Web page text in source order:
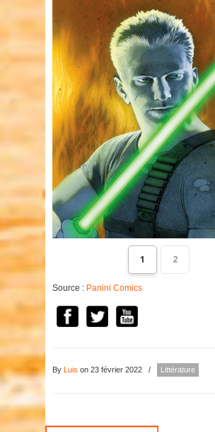
1 2
Source : Panini Comics
By Luis on 23 février 2022 / Littérature